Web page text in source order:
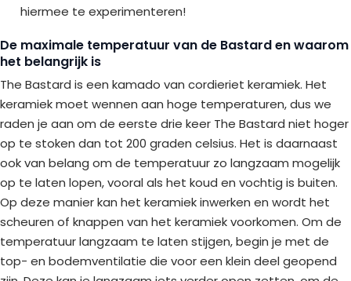
hiermee te experimenteren!
De maximale temperatuur van de Bastard en waarom
het belangrijk is
The Bastard is een kamado van cordieriet keramiek. Het
keramiek moet wennen aan hoge temperaturen, dus we
raden je aan om de eerste drie keer The Bastard niet hoger
op te stoken dan tot 200 graden celsius. Het is daarnaast
ook van belang om de temperatuur zo langzaam mogelijk
op te laten lopen, vooral als het koud en vochtig is buiten.
Op deze manier kan het keramiek inwerken en wordt het
scheuren of knappen van het keramiek voorkomen. Om de
temperatuur langzaam te laten stijgen, begin je met de
top- en bodemventilatie die voor een klein deel geopend